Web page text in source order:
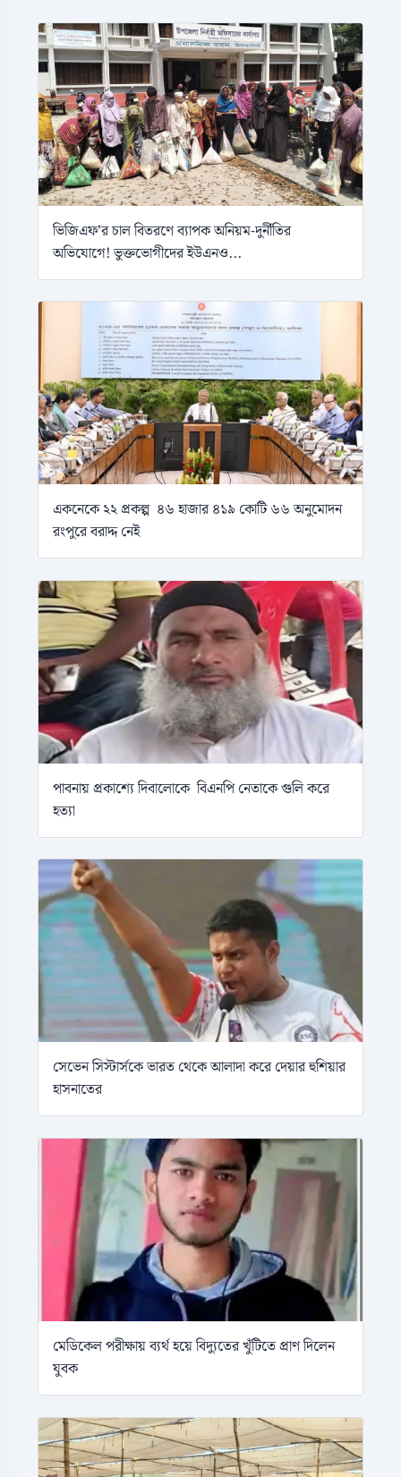
ভিজিএফ’র চাল বিতরণে ব্যাপক অনিয়ম-দুর্নীতির
অভিযোগে! ভুক্তভোগীদের ইউএনও...
একনেকে ২২ প্রকল্প ৪৬ হাজার ৪১৯ কোটি ৬৬ অনুমোদন
রংপুরে বরাদ্দ নেই
পাবনায় প্রকাশ্যে দিবালোকে বিএনপি নেতাকে গুলি করে
হত্যা
সেভেন সিস্টার্সকে ভারত থেকে আলাদা করে দেয়ার হুশিয়ার
হাসনাতের
মে‌ডিকেল পরীক্ষায় ব্যর্থ হয়ে বিদ্যুতের খুঁটিতে প্রাণ দিলেন
যুবক